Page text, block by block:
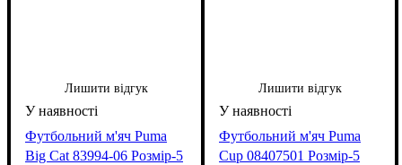
Лишити відгук
Футбольний м'яч Puma
Big Cat 83994-06 Розмір-5
Лишити відгук
Футбольний м'яч Puma
Cup 08407501 Розмір-5